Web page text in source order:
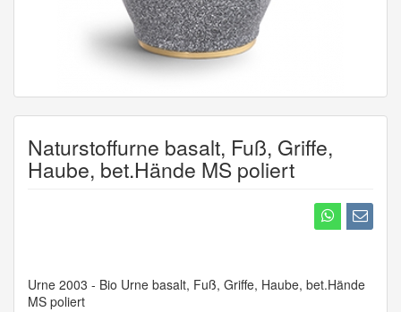
Naturstoffurne basalt, Fuß, Griffe,
Haube, bet.Hände MS poliert
Urne 2003 - Bio Urne basalt, Fuß, Griffe, Haube, bet.Hände
MS poliert